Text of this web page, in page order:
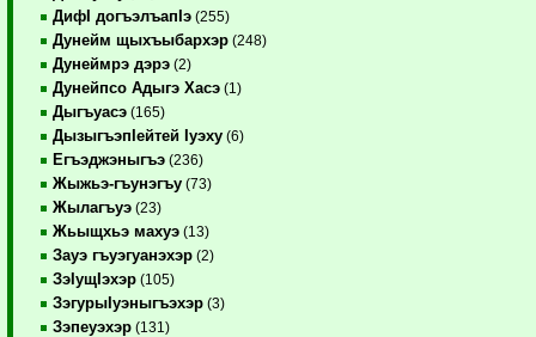
ДифI догъэлъапIэ (255)
Дунейм щыхъыбархэр (248)
Дунеймрэ дэрэ (2)
Дунейпсо Адыгэ Хасэ (1)
Дыгъуасэ (165)
ДызыгъэпIейтей Iуэху (6)
Егъэджэныгъэ (236)
Жыжьэ-гъунэгъу (73)
Жылагъуэ (23)
Жьыщхьэ махуэ (13)
Зауэ гъуэгуанэхэр (2)
ЗэIущIэхэр (105)
ЗэгурыIуэныгъэхэр (3)
Зэпеуэхэр (131)